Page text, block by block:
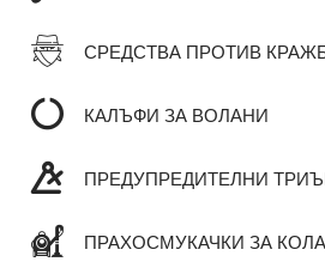
СРЕДСТВА ПРОТИВ
КАЛЪФИ ЗА ВОЛАНИ
ПРЕДУПРЕДИТЕЛНИ
ПРАХОСМУКАЧКИ ЗА КОЛА